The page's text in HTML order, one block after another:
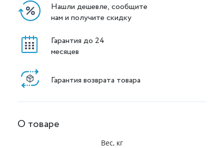
Нашли дешевле, сообщите
нам и получите скидку
Гарантия до 24
месяцев
Гарантия возврата товара
О товаре
Вес, кг